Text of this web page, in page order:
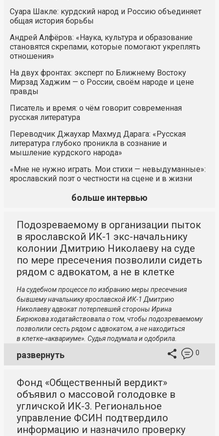
Суара Шакле: курдский народ и Россию объединяет
общая история борьбы
Андрей Алфёров: «Наука, культура и образование
становятся скрепами, которые помогают укреплять
отношения»
На двух фронтах: эксперт по Ближнему Востоку
Мирзад Хаджим — о России, своём народе и цене
правды
Писатель и время: о чём говорит современная
русская литература
Переводчик Джаухар Махмуд Дарага: «Русская
литература глубоко проникла в сознание и
мышление курдского народа»
«Мне не нужно играть. Мои стихи — невыдуманные»:
ярославский поэт о честности на сцене и в жизни
больше интервью
Подозреваемому в организации пыток
в ярославской ИК-1 экс-начальнику
колонии Дмитрию Николаеву на суде
по мере пресечения позволили сидеть
рядом с адвокатом, а не в клетке
На судебном процессе по избранию меры пресечения
бывшему начальнику ярославской ИК-1 Дмитрию
Николаеву адвокат потерпевшей стороны Ирина
Бирюкова ходатайствовала о том, чтобы подозреваемому
позволили сесть рядом с адвокатом, а не находиться
в клетке-«аквариуме». Судья подумала и одобрила.
развернуть 0
Фонд «Общественный вердикт»
объявил о массовой голодовке в
угличской ИК-3. Региональное
управление ФСИН подтвердило
информацию и назначило проверку